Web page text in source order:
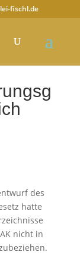
fischl.de
des
hatte
nicht in